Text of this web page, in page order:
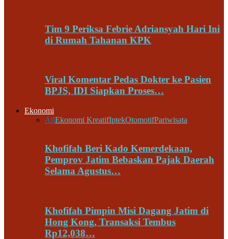
Tim 9 Periksa Febrie Adriansyah Hari Ini
di Rumah Tahanan KPK
Viral Komentar Pedas Dokter ke Pasien
BPJS, IDI Siapkan Proses…
Ekonomi
AllEkonomi KreatifIptekOtomotifPariwisata
Khofifah Beri Kado Kemerdekaan,
Pemprov Jatim Bebaskan Pajak Daerah
Selama Agustus…
Khofifah Pimpin Misi Dagang Jatim di
Hong Kong, Transaksi Tembus
Rp12,038…